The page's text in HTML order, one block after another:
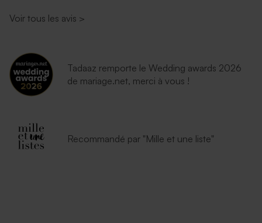
Voir tous les avis >
Tadaaz remporte le Wedding awards 2026
de mariage.net, merci à vous !
Recommandé par "Mille et une liste"